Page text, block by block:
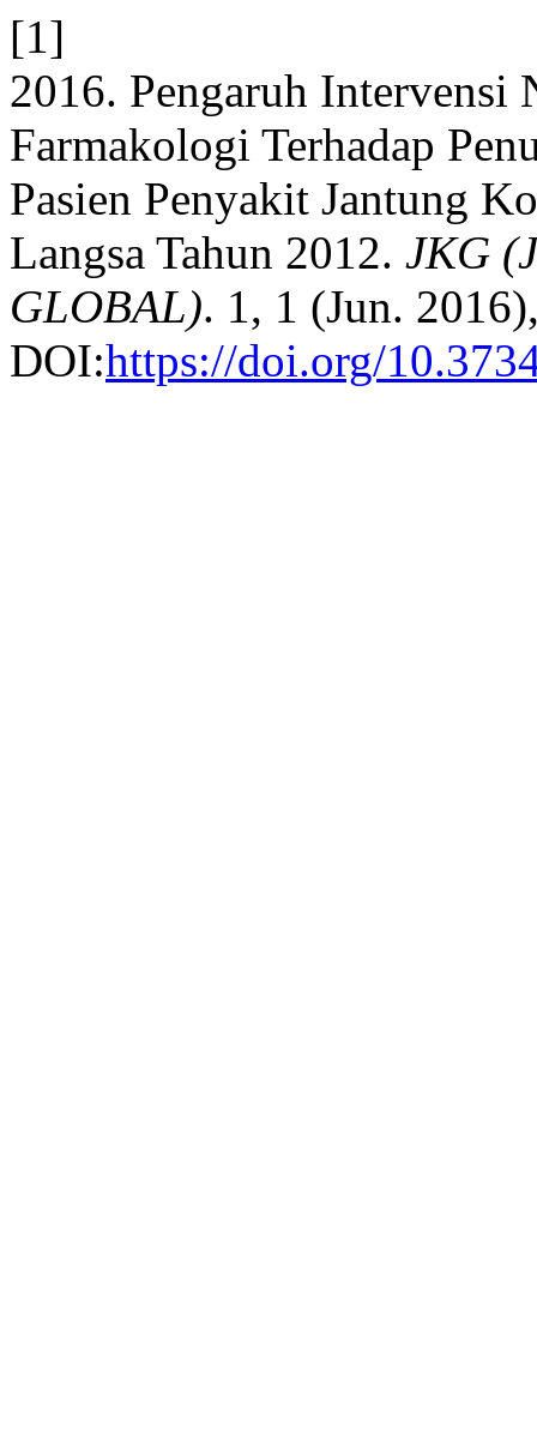
[1]
2016. Pengaruh Intervensi
Farmakologi Terhadap
Pasien Penyakit Jantung
Langsa Tahun 2012. JKG
GLOBAL). 1, 1 (Jun.
DOI:https://doi.org/